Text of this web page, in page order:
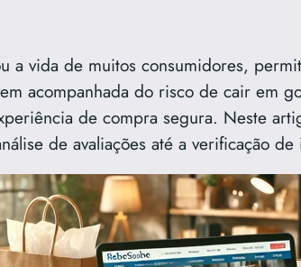
a vida de muitos consumidores,
acompanhada do risco de cair em
de compra segura. Neste
de avaliações até a verificação